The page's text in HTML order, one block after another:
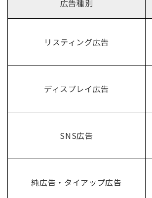
広告種別
リスティング広告
ディスプレイ広告
SNS広告
純広告・タイアップ広告